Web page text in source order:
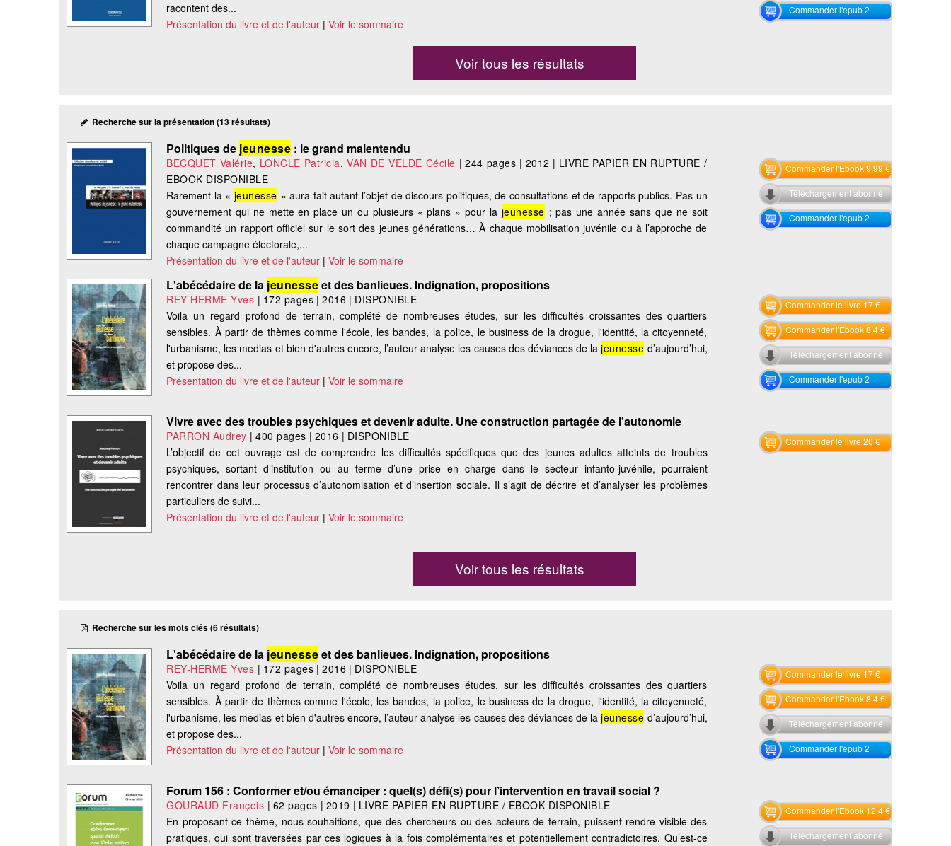
racontent des...
Présentation du livre et de l'auteur |Voir le sommaire
Commander l'epub 2
Voir tous les résultats
Recherche sur la présentation (13 résultats)
Politiques de jeunesse : le grand malentendu
BECQUET Valérie, LONCLE Patricia,VAN DE VELDE Cécile |244 pages | 2012 | LIVRE PAPIER EN RUPTURE /
EBOOK DISPONIBLE
Rarement la « jeunesse » aura fait autant l’objet de discours politiques, de consultations et de rapports publics. Pas un
gouvernement qui ne mette en place un ou plusieurs « plans » pour la jeunesse ; pas une année sans que ne soit
commandité un rapport officiel sur le sort des jeunes générations… À chaque mobilisation juvénile ou à l’approche de
chaque campagne électorale,...
Présentation du livre et de l'auteur |Voir le sommaire
Commander l'Ebook 9.99 €
Téléchargement abonné
Commander l'epub 2
L'abécédaire de la jeunesseet des banlieues. Indignation, propositions
REY-HERME Yves | 172 pages |2016 | DISPONIBLE
Voila un regard profond de terrain, complété de nombreuses études, sur les difficultés croissantes des quartiers
sensibles. À partir de thèmes comme l'école, les bandes, la police, le business de la drogue, l'identité, la citoyenneté,
l'urbanisme, les medias et bien d'autres encore, l’auteur analyse les causes des déviances de lajeunesse d’aujourd’hui,
et propose des...
Présentation du livre et de l'auteur |Voir le sommaire
Commander le livre 17 €
Commander l'Ebook 8.4 €
Téléchargement abonné
Commander l'epub 2
Vivre avec des troubles psychiques et devenir adulte. Une construction partagée de l'autonomie
PARRON Audrey |400 pages | 2016 | DISPONIBLE
L’objectif de cet ouvrage est de comprendre les difficultés spécifiques que des jeunes adultes atteints de troubles
psychiques, sortant d’institution ou au terme d’une prise en charge dans le secteur infanto-juvénile, pourraient
rencontrer dans leur processus d’autonomisation et d’insertion sociale. Il s’agit de décrire et d’analyser les problèmes
particuliers de suivi...
Présentation du livre et de l'auteur |Voir le sommaire
Commander le livre 20 €
Voir tous les résultats
Recherche sur les mots clés (6 résultats)
L'abécédaire de la jeunesseet des banlieues. Indignation, propositions
REY-HERME Yves | 172 pages |2016 | DISPONIBLE
Voila un regard profond de terrain, complété de nombreuses études, sur les difficultés croissantes des quartiers
sensibles. À partir de thèmes comme l'école, les bandes, la police, le business de la drogue, l'identité, la citoyenneté,
l'urbanisme, les medias et bien d'autres encore, l’auteur analyse les causes des déviances de lajeunesse d’aujourd’hui,
et propose des...
Présentation du livre et de l'auteur |Voir le sommaire
Commander le livre 17 €
Commander l'Ebook 8.4 €
Téléchargement abonné
Commander l'epub 2
Forum 156 : Conformer et/ou émanciper : quel(s) défi(s) pour l’intervention en travail social ?
GOURAUD François | 62 pages | 2019 | LIVRE PAPIER EN RUPTURE / EBOOK DISPONIBLE
En proposant ce thème, nous souhaitions, que des chercheurs ou des acteurs de terrain, puissent rendre visible des
pratiques, qui sont traversées par ces logiques à la fois complémentaires et potentiellement contradictoires. Qu’est-ce
Commander l'Ebook 12.4 €
Téléchargement abonné